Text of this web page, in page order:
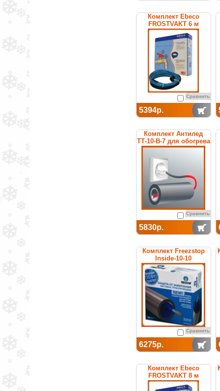
Комплект Ebeco
FROSTVAKT 6 м
Сравнить
5394р.
Комплект Антилед
ТТ-10-В-7 для обогрева
труб
Сравнить
5830р.
Комплект Freezstop
Inside-10-10
Сравнить
6275р.
Комплект Ebeco
FROSTVAKT 8 м